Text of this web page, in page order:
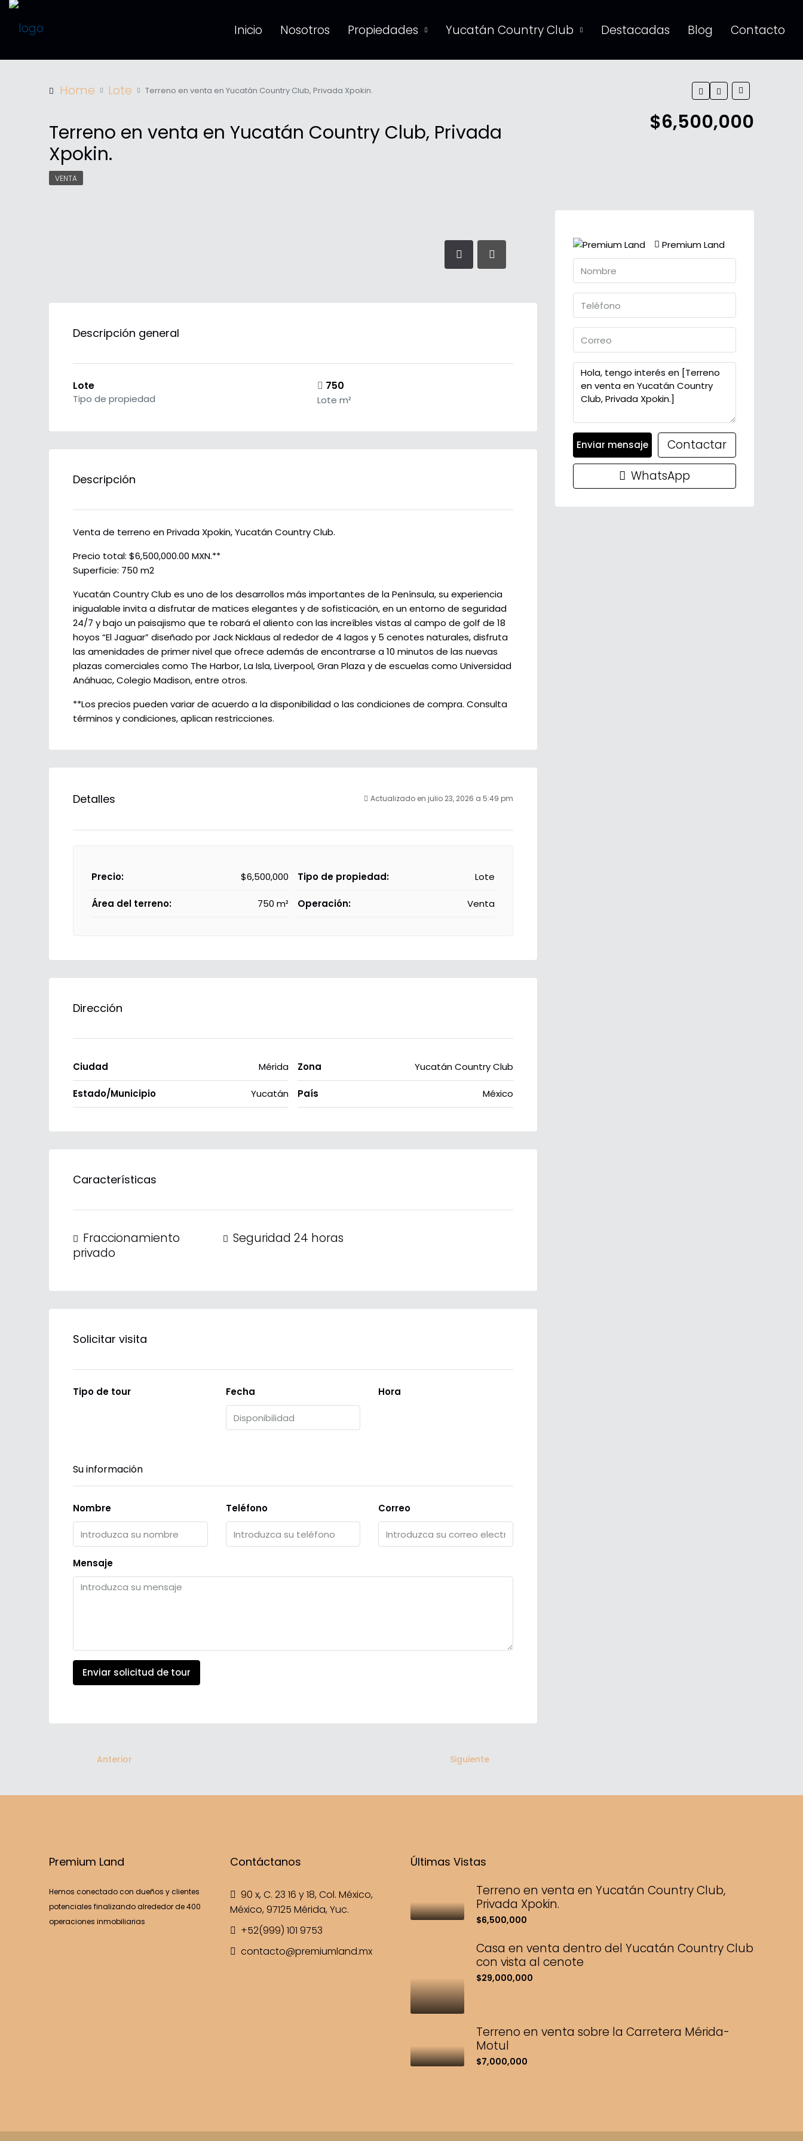
Inicio Nosotros Propiedades Yucatán Country Club Destacadas Blog Contacto
Home Lote Terreno en venta en Yucatán Country Club, Privada Xpokin.
Terreno en venta en Yucatán Country Club, Privada
Xpokin.
$6,500,000
VENTA
Descripción general
Lote
Tipo de propiedad
750
Lote m²
Descripción
Venta de terreno en Privada Xpokin, Yucatán Country Club.
Precio total: $6,500,000.00 MXN.**
Superficie: 750 m2
Yucatán Country Club es uno de los desarrollos más importantes de la Península, su experiencia
inigualable invita a disfrutar de matices elegantes y de sofisticación, en un entorno de seguridad
24/7 y bajo un paisajismo que te robará el aliento con las increíbles vistas al campo de golf de 18
hoyos “El Jaguar” diseñado por Jack Nicklaus al rededor de 4 lagos y 5 cenotes naturales, disfruta
las amenidades de primer nivel que ofrece además de encontrarse a 10 minutos de las nuevas
plazas comerciales como The Harbor, La Isla, Liverpool, Gran Plaza y de escuelas como Universidad
Anáhuac, Colegio Madison, entre otros.
**Los precios pueden variar de acuerdo a la disponibilidad o las condiciones de compra. Consulta
términos y condiciones, aplican restricciones.
Detalles Actualizado en julio 23, 2026 a 5:49 pm
Precio: $6,500,000
Área del terreno: 750 m²
Tipo de propiedad: Lote
Operación: Venta
Dirección
Ciudad Mérida
Estado/Municipio Yucatán
Zona Yucatán Country Club
País México
Características
Fraccionamiento
privado
Seguridad 24 horas
Solicitar visita
Tipo de tour Fecha Hora
Su información
Nombre Teléfono Correo
Mensaje
Enviar solicitud de tour
Anterior Siguiente
Premium Land
Enviar mensaje
Contactar
WhatsApp
Premium Land
Hemos conectado con dueños y clientes
potenciales finalizando alrededor de 400
operaciones inmobiliarias
Contáctanos
90 x, C. 23 16 y 18, Col. México,
México, 97125 Mérida, Yuc.
+52(999) 101 9753
contacto@premiumland.mx
Últimas Vistas
Terreno en venta en Yucatán Country Club,
Privada Xpokin.
$6,500,000
Casa en venta dentro del Yucatán Country Club
con vista al cenote
$29,000,000
Terreno en venta sobre la Carretera Mérida-
Motul
$7,000,000